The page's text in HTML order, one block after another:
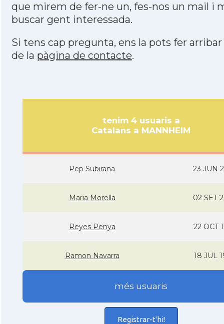
que mirem de fer-ne un, fes-nos un mail i
buscar gent interessada.
Si tens cap pregunta, ens la pots fer arribar
de la pàgina de contacte.
tenim 4 usuaris a
Catalans a MANNHEIM
Pep Subirana 23 JUN
Maria Morella 02 SET
Reyes Penya 22 OCT
Ramon Navarra 18 JUL
més usuaris
Registrar-t'hi!